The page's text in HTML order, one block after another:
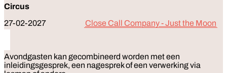
Circus
27-02-2027
Close Call Company - Just the Moon
Avondgasten kan gecombineerd worden met een
inleidingsgesprek, een nagesprek of een verwerking via